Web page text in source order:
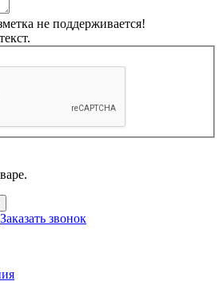
не поддерживается!
Заказать звонок